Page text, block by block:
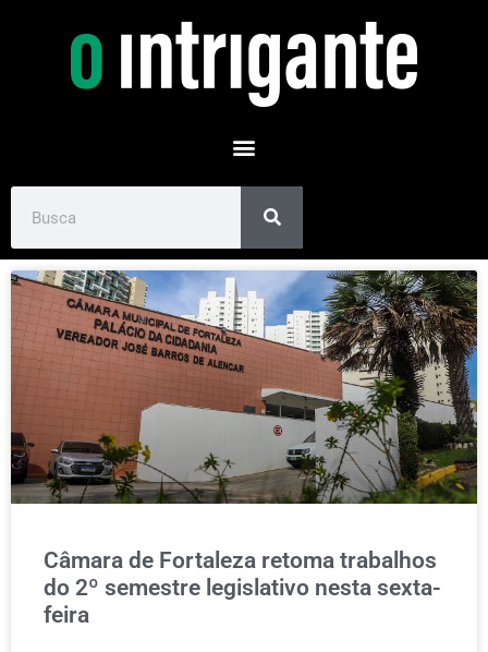
Câmara de Fortaleza retoma trabalhos
do 2º semestre legislativo nesta sexta-
feira